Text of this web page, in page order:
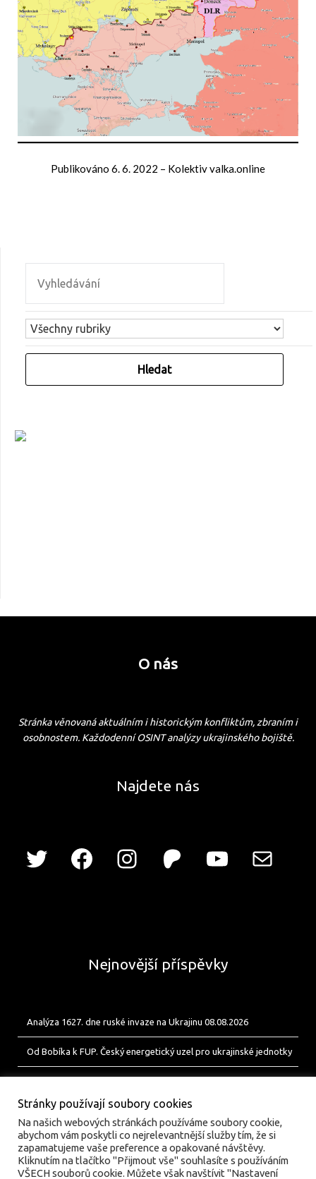
Publikováno 6. 6. 2022 – Kolektiv valka.online
O nás
Stránka věnovaná aktuálním i historickým konfliktům, zbraním i
osobnostem. Každodenní OSINT analýzy ukrajinského bojiště.
Najdete nás
Nejnovější příspěvky
Analýza 1627. dne ruské invaze na Ukrajinu 08.08.2026
Od Bobíka k FUP. Český energetický uzel pro ukrajinské jednotky
Stránky používají soubory cookies
Na našich webových stránkách používáme soubory cookie,
abychom vám poskytli co nejrelevantnější služby tím, že si
zapamatujeme vaše preference a opakované návštěvy.
Kliknutím na tlačítko "Přijmout vše" souhlasíte s používáním
VŠECH souborů cookie. Můžete však navštívit "Nastavení